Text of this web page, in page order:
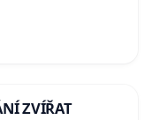
ZVÍŘAT